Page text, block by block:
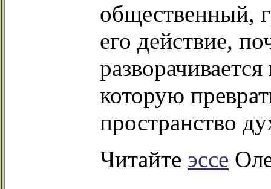
общественный,
его действие,
которую
пространство
Читайте эссе